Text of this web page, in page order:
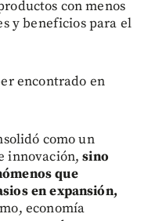
con menos
y beneficios para el
encontrado en
como un
innovación,sino
que
en expansión,
economía